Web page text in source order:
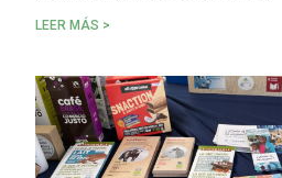
LEER MÁS >